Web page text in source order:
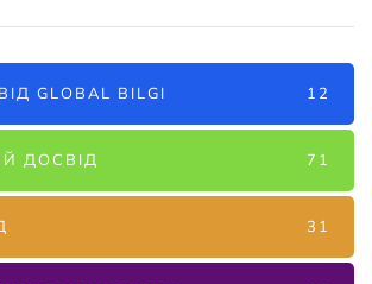
GLOBAL BILGI 12
ДОСВІД 71
31